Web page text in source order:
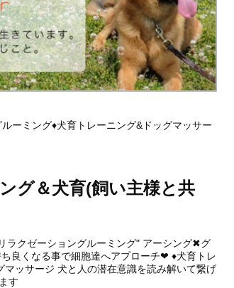
ーミング♦︎犬育トレーニング&ドッグマッサー
グ＆犬育(飼い主様と共
クゼーショングルーミング" アーシング✖︎グ
良くなる事で細胞達へアプローチ❤︎ ♦︎犬育トレ
マッサージ 犬と人の潜在意識を読み解いて繋げ
す